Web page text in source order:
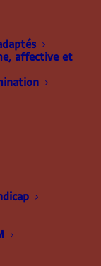
affective et